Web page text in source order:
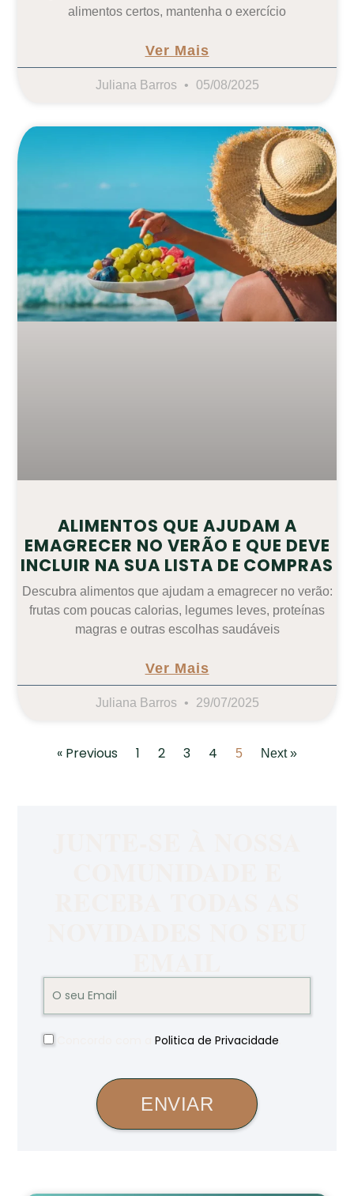
alimentos certos, mantenha o exercício
Ver Mais
Juliana Barros 05/08/2025
ALIMENTOS QUE AJUDAM A
EMAGRECER NO VERÃO E QUE DEVE
INCLUIR NA SUA LISTA DE COMPRAS
Descubra alimentos que ajudam a emagrecer no verão:
frutas com poucas calorias, legumes leves, proteínas
magras e outras escolhas saudáveis
Ver Mais
Juliana Barros 29/07/2025
« Previous 1 2 3 4 5 Next »
Politica de Privacidade
ENVIAR